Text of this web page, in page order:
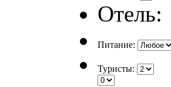
Отель:
Питание:
Туристы: